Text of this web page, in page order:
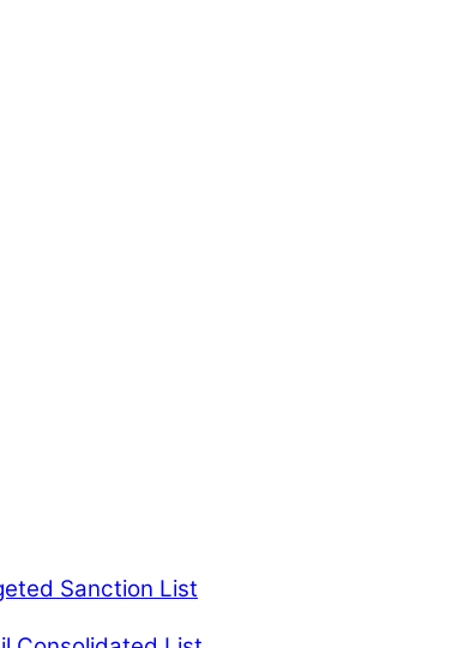
Sanction List